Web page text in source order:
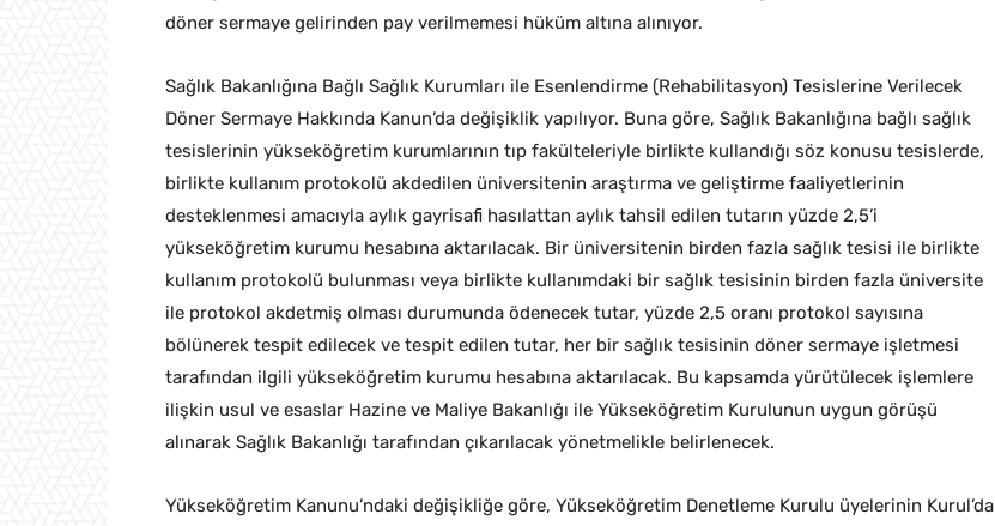
döner sermaye gelirinden pay verilmemesi hüküm altına alınıyor.
Sağlık Bakanlığına Bağlı Sağlık Kurumları ile Esenlendirme (Rehabilitasyon) Tesislerine Verilecek
Döner Sermaye Hakkında Kanun’da değişiklik yapılıyor. Buna göre, Sağlık Bakanlığına bağlı sağlık
tesislerinin yükseköğretim kurumlarının tıp fakülteleriyle birlikte kullandığı söz konusu tesislerde,
birlikte kullanım protokolü akdedilen üniversitenin araştırma ve geliştirme faaliyetlerinin
desteklenmesi amacıyla aylık gayrisafi hasılattan aylık tahsil edilen tutarın yüzde 2,5’i
yükseköğretim kurumu hesabına aktarılacak. Bir üniversitenin birden fazla sağlık tesisi ile birlikte
kullanım protokolü bulunması veya birlikte kullanımdaki bir sağlık tesisinin birden fazla üniversite
ile protokol akdetmiş olması durumunda ödenecek tutar, yüzde 2,5 oranı protokol sayısına
bölünerek tespit edilecek ve tespit edilen tutar, her bir sağlık tesisinin döner sermaye işletmesi
tarafından ilgili yükseköğretim kurumu hesabına aktarılacak. Bu kapsamda yürütülecek işlemlere
ilişkin usul ve esaslar Hazine ve Maliye Bakanlığı ile Yükseköğretim Kurulunun uygun görüşü
alınarak Sağlık Bakanlığı tarafından çıkarılacak yönetmelikle belirlenecek.
Yükseköğretim Kanunu’ndaki değişikliğe göre, Yükseköğretim Denetleme Kurulu üyelerinin Kurul’da